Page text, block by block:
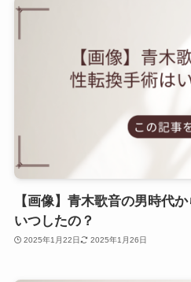
【画像】青木歌音の男時代
いつしたの？
2025年1月22日 2025年1月26日